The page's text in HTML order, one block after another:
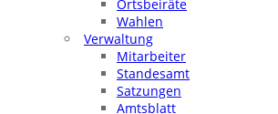
Ortsbeiräte
Wahlen
Verwaltung
Mitarbeiter
Standesamt
Satzungen
Amtsblatt